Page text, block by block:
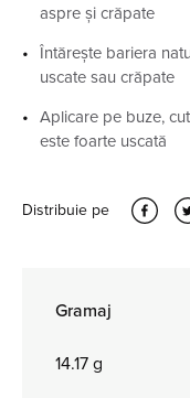
aspre și crăpate
Întărește bariera
uscate sau crăpate
Aplicare pe buze,
este foarte uscată
Distribuie pe
Gramaj
14.17 g